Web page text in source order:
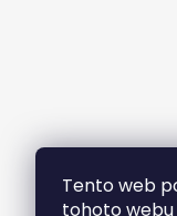
Tento web
tohoto webu